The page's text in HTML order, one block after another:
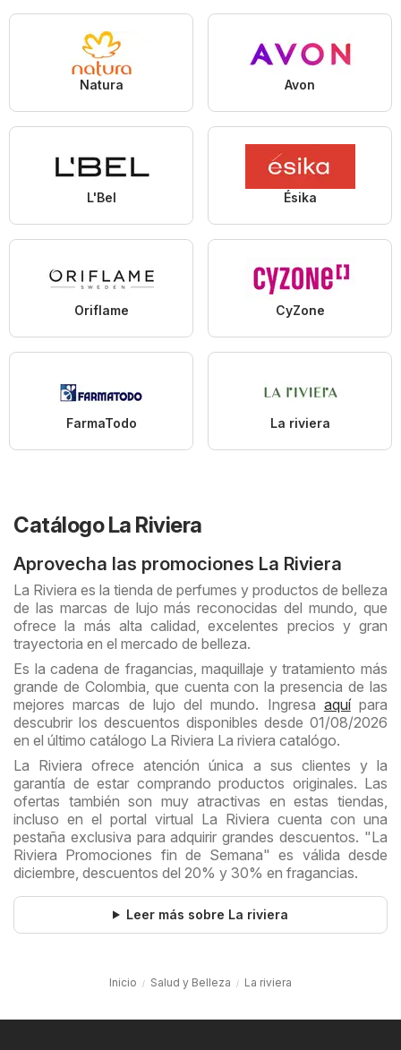
Natura Avon
L'Bel Ésika
Oriflame CyZone
FarmaTodo La riviera
Catálogo La Riviera
Aprovecha las promociones La Riviera
La Riviera es la tienda de perfumes y productos de belleza
de las marcas de lujo más reconocidas del mundo, que
ofrece la más alta calidad, excelentes precios y gran
trayectoria en el mercado de belleza.
Es la cadena de fragancias, maquillaje y tratamiento más
grande de Colombia, que cuenta con la presencia de las
mejores marcas de lujo del mundo. Ingresa aquípara
descubrir los descuentos disponibles desde 01/08/2026
en el último catálogo La Riviera La riviera catalógo.
La Riviera ofrece atención única a sus clientes y la
garantía de estar comprando productos originales. Las
ofertas también son muy atractivas en estas tiendas,
incluso en el portal virtual La Riviera cuenta con una
pestaña exclusiva para adquirir grandes descuentos. "La
Riviera Promociones fin de Semana" es válida desde
diciembre, descuentos del 20% y 30% en fragancias.
Leer más sobre La riviera
Inicio Salud y Belleza La riviera